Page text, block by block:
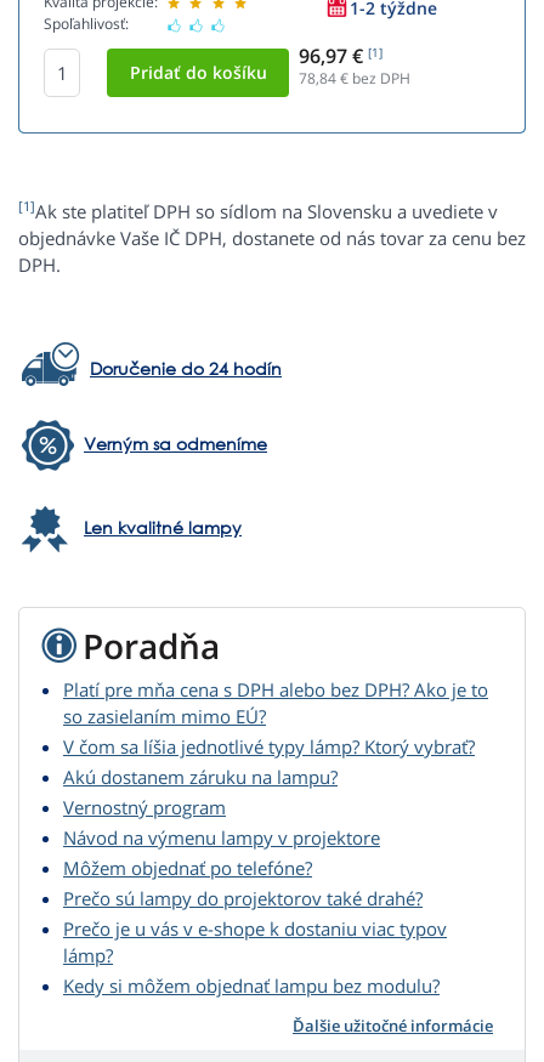
Spoľahlivosť:
1-2 týždne
96,97 € [1]
78,84€ bez DPH
[1]Ak ste platiteľ DPH so sídlom na Slovensku a uvediete v
objednávke Vaše IČ DPH, dostanete od nás tovar za cenu bez
DPH.
Doručenie do 24 hodín
Verným sa odmeníme
Len kvalitné lampy
Poradňa
Platí pre mňa cena s DPH alebo bez DPH? Ako je to
so zasielaním mimo EÚ?
V čom sa líšia jednotlivé typy lámp? Ktorý vybrať?
Akú dostanem záruku na lampu?
Vernostný program
Návod na výmenu lampy v projektore
Môžem objednať po telefóne?
Prečo sú lampy do projektorov také drahé?
Prečo je u vás v e-shope k dostaniu viac typov
lámp?
Kedy si môžem objednať lampu bez modulu?
Ďalšie užitočné informácie